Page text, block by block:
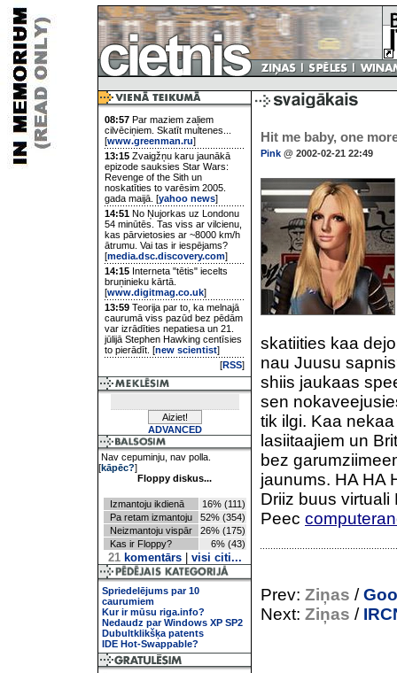
08:57 Par maziem zaļiem
cilvēciņiem. Skatīt multenes...
[www.greenman.ru]
13:15 Zvaigžņu karu jaunākā
epizode sauksies Star Wars:
Revenge of the Sith un
noskatīties to varēsim 2005.
gada maijā. [yahoo news]
14:51 No Ņujorkas uz Londonu
54 minūtēs. Tas viss ar vilcienu,
kas pārvietosies ar ~8000 km/h
ātrumu. Vai tas ir iespējams?
[media.dsc.discovery.com]
14:15 Interneta "tētis" iecelts
bruņinieku kārtā.
[www.digitmag.co.uk]
13:59 Teorija par to, ka melnajā
caurumā viss pazūd bez pēdām
var izrādīties nepatiesa un 21.
jūlijā Stephen Hawking centīsies
to pierādīt. [new scientist]
[RSS]
ADVANCED
Nav cepuminju, nav polla.
[kāpēc?]
Floppy diskus...
Izmantoju ikdienā
16% (111)
Pa retam izmantoju
52% (354)
Neizmantoju vispār
26% (175)
Kas ir Floppy?
6% (43)
21komentārs| visi citi...
Spriedelējums par 10
caurumiem
Kur ir mūsu riga.info?
Nedaudz par Windows XP SP2
Dubultklikšķa patents
IDE Hot-Swappable?
Hit me baby, one
Pink @ 2002-02-21 22:49
skatiities kaa
nau Juusu
shiis jaukaas
sen
tik ilgi. Kaa
lasiitaajiem un
bez
jaunums. HA HA
Driiz buus
Peec
Prev: Ziņas /
Next: Ziņas /